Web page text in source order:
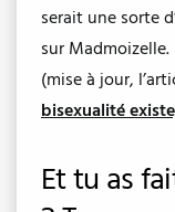
serait une sorte
sur Madmoizelle.
(mise à jour,
bisexualité
Et tu as